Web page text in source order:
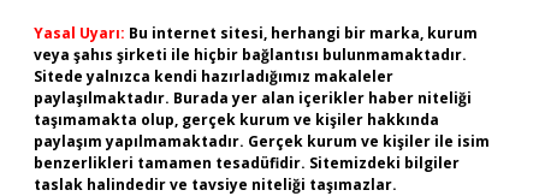
Yasal Uyarı: Bu internet sitesi, herhangi bir marka, kurum
veya şahıs şirketi ile hiçbir bağlantısı bulunmamaktadır.
Sitede yalnızca kendi hazırladığımız makaleler
paylaşılmaktadır. Burada yer alan içerikler haber niteliği
taşımamakta olup, gerçek kurum ve kişiler hakkında
paylaşım yapılmamaktadır. Gerçek kurum ve kişiler ile isim
benzerlikleri tamamen tesadüfidir. Sitemizdeki bilgiler
taslak halindedir ve tavsiye niteliği taşımazlar.